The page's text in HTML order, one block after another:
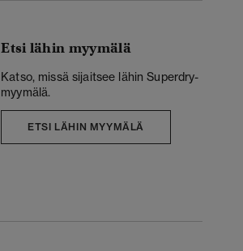
Etsi lähin myymälä
Katso, missä sijaitsee lähin Superdry-
myymälä.
ETSI LÄHIN MYYMÄLÄ